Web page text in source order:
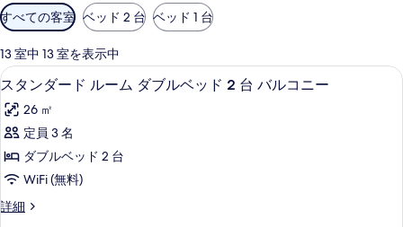
利
用
可
能
な
客
室
の
り
込
すべての客室 ベッド 2 台 ベッド 1 台
13 室中 13 室を表示中
ス
タ
ン
ダ
ー
ド
ル
スタンダード ルーム ダブルベッド
9
スタンダード ルーム ダブルベッド 2 台 バルコニー
26 ㎡
定員 3 名
ダブルベッド 2 台
WiFi (無料)
詳細
ス